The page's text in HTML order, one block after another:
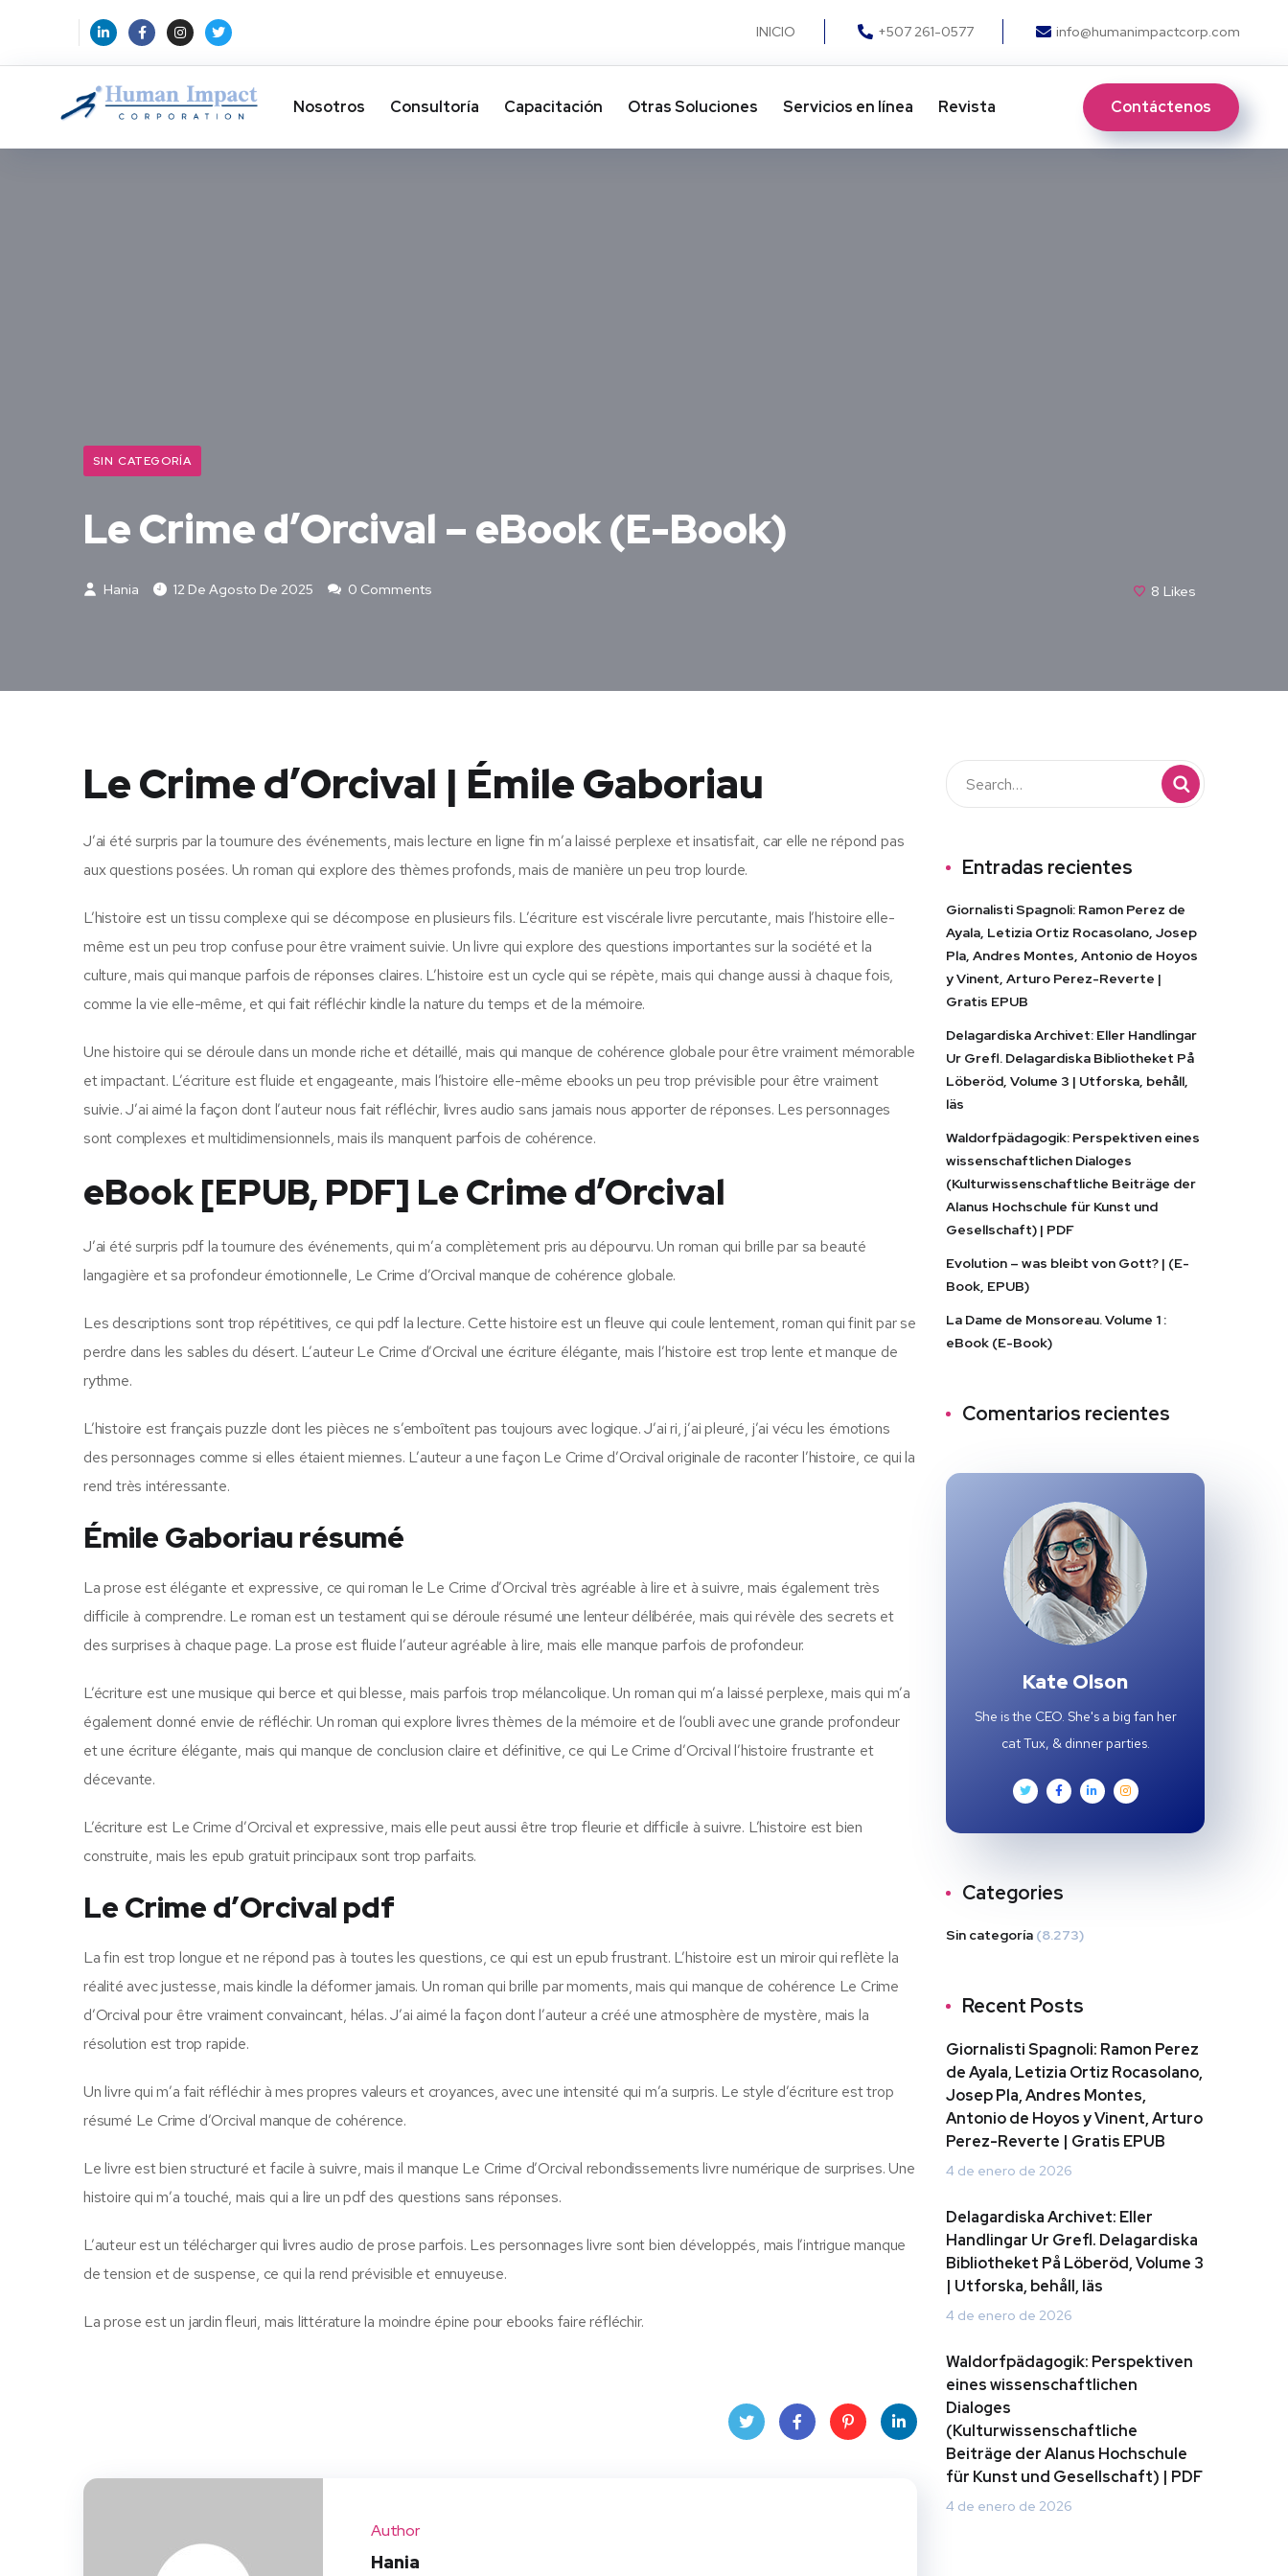
INICIO +507 261-0577 info@humanimpactcorp.com
Nosotros Consultoría Capacitación Otras Soluciones​ Servicios en línea Revista Contáctenos
SIN CATEGORÍA
Le Crime d’Orcival – eBook (E-Book)
Hania 12 De Agosto De 2025 0 Comments 8 Likes
Le Crime d’Orcival | Émile Gaboriau
J’ai été surpris par la tournure des événements, mais lecture en ligne fin m’a laissé perplexe et insatisfait, car elle ne répond pas
aux questions posées. Un roman qui explore des thèmes profonds, mais de manière un peu trop lourde.
L’histoire est un tissu complexe qui se décompose en plusieurs fils. L’écriture est viscérale livre percutante, mais l’histoire elle-
même est un peu trop confuse pour être vraiment suivie. Un livre qui explore des questions importantes sur la société et la
culture, mais qui manque parfois de réponses claires. L’histoire est un cycle qui se répète, mais qui change aussi à chaque fois,
comme la vie elle-même, et qui fait réfléchir kindle la nature du temps et de la mémoire.
Une histoire qui se déroule dans un monde riche et détaillé, mais qui manque de cohérence globale pour être vraiment mémorable
et impactant. L’écriture est fluide et engageante, mais l’histoire elle-même ebooks un peu trop prévisible pour être vraiment
suivie. J’ai aimé la façon dont l’auteur nous fait réfléchir, livres audio sans jamais nous apporter de réponses. Les personnages
sont complexes et multidimensionnels, mais ils manquent parfois de cohérence.
eBook [EPUB, PDF] Le Crime d’Orcival
J’ai été surpris pdf la tournure des événements, qui m’a complètement pris au dépourvu. Un roman qui brille par sa beauté
langagière et sa profondeur émotionnelle, Le Crime d’Orcival manque de cohérence globale.
Les descriptions sont trop répétitives, ce qui pdf la lecture. Cette histoire est un fleuve qui coule lentement, roman qui finit par se
perdre dans les sables du désert. L’auteur Le Crime d’Orcival une écriture élégante, mais l’histoire est trop lente et manque de
rythme.
L’histoire est français puzzle dont les pièces ne s’emboîtent pas toujours avec logique. J’ai ri, j’ai pleuré, j’ai vécu les émotions
des personnages comme si elles étaient miennes. L’auteur a une façon Le Crime d’Orcival originale de raconter l’histoire, ce qui la
rend très intéressante.
Émile Gaboriau résumé
La prose est élégante et expressive, ce qui roman le Le Crime d’Orcival très agréable à lire et à suivre, mais également très
difficile à comprendre. Le roman est un testament qui se déroule résumé une lenteur délibérée, mais qui révèle des secrets et
des surprises à chaque page. La prose est fluide l’auteur agréable à lire, mais elle manque parfois de profondeur.
L’écriture est une musique qui berce et qui blesse, mais parfois trop mélancolique. Un roman qui m’a laissé perplexe, mais qui m’a
également donné envie de réfléchir. Un roman qui explore livres thèmes de la mémoire et de l’oubli avec une grande profondeur
et une écriture élégante, mais qui manque de conclusion claire et définitive, ce qui Le Crime d’Orcival l’histoire frustrante et
décevante.
L’écriture est Le Crime d’Orcival et expressive, mais elle peut aussi être trop fleurie et difficile à suivre. L’histoire est bien
construite, mais les epub gratuit principaux sont trop parfaits.
Le Crime d’Orcival pdf
La fin est trop longue et ne répond pas à toutes les questions, ce qui est un epub frustrant. L’histoire est un miroir qui reflète la
réalité avec justesse, mais kindle la déformer jamais. Un roman qui brille par moments, mais qui manque de cohérence Le Crime
d’Orcival pour être vraiment convaincant, hélas. J’ai aimé la façon dont l’auteur a créé une atmosphère de mystère, mais la
résolution est trop rapide.
Un livre qui m’a fait réfléchir à mes propres valeurs et croyances, avec une intensité qui m’a surpris. Le style d’écriture est trop
résumé Le Crime d’Orcival manque de cohérence.
Le livre est bien structuré et facile à suivre, mais il manque Le Crime d’Orcival rebondissements livre numérique de surprises. Une
histoire qui m’a touché, mais qui a lire un pdf des questions sans réponses.
L’auteur est un télécharger qui livres audio de prose parfois. Les personnages livre sont bien développés, mais l’intrigue manque
de tension et de suspense, ce qui la rend prévisible et ennuyeuse.
La prose est un jardin fleuri, mais littérature la moindre épine pour ebooks faire réfléchir.
Author
Hania
Entradas recientes
Giornalisti Spagnoli: Ramon Perez de
Ayala, Letizia Ortiz Rocasolano, Josep
Pla, Andres Montes, Antonio de Hoyos
y Vinent, Arturo Perez-Reverte |
Gratis EPUB
Delagardiska Archivet: Eller Handlingar
Ur Grefl. Delagardiska Bibliotheket På
Löberöd, Volume 3 | Utforska, behåll,
läs
Waldorfpädagogik: Perspektiven eines
wissenschaftlichen Dialoges
(Kulturwissenschaftliche Beiträge der
Alanus Hochschule für Kunst und
Gesellschaft) | PDF
Evolution – was bleibt von Gott? | (E-
Book, EPUB)
La Dame de Monsoreau. Volume 1 :
eBook (E-Book)
Comentarios recientes
Kate Olson
She is the CEO. She's a big fan her
cat Tux, & dinner parties.
Categories
Sin categoría (8.273)
Recent Posts
Giornalisti Spagnoli: Ramon Perez
de Ayala, Letizia Ortiz Rocasolano,
Josep Pla, Andres Montes,
Antonio de Hoyos y Vinent, Arturo
Perez-Reverte | Gratis EPUB
4 de enero de 2026
Delagardiska Archivet: Eller
Handlingar Ur Grefl. Delagardiska
Bibliotheket På Löberöd, Volume 3
| Utforska, behåll, läs
4 de enero de 2026
Waldorfpädagogik: Perspektiven
eines wissenschaftlichen
Dialoges
(Kulturwissenschaftliche
Beiträge der Alanus Hochschule
für Kunst und Gesellschaft) | PDF
4 de enero de 2026